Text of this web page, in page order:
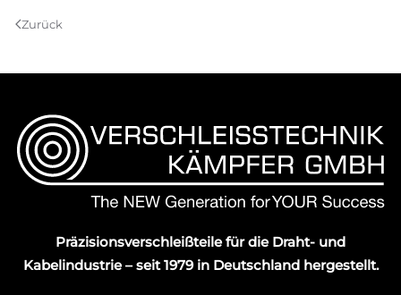
Zurück
Präzisionsverschleißteile für die Draht- und
Kabelindustrie – seit 1979 in Deutschland hergestellt.